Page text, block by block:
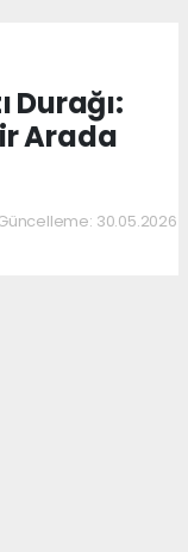
Durağı:
Arada
30.05.2026